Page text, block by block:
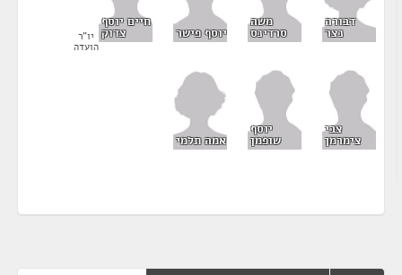
דבורה
נצר
משה
סרדינס יוסף פישר
חיים יוסף
צדוק יו"ר
הועדה
צבי
צימרמן
יוסף
שופמן אמה תלמי